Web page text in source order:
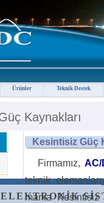
Kaynakları
Kesintisiz Güç
Firmamız, AC/
teknik
marka Kesintisiz
ELEKTRONİK
Ürünler Teknik Destek